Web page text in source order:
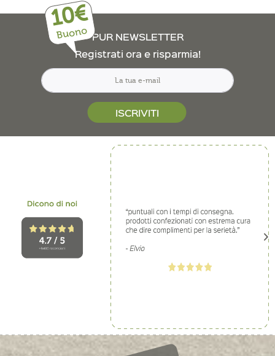
10€
Buono PUR NEWSLETTER
Registrati ora e risparmia!
ISCRIVITI